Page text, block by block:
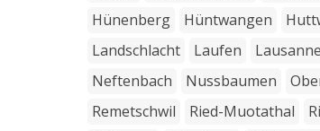
Hünenberg
Hüntwangen
Landschlacht
Laufen Lausanne
Neftenbach
Nussbaumen
Remetschwil
Ried-Muotathal